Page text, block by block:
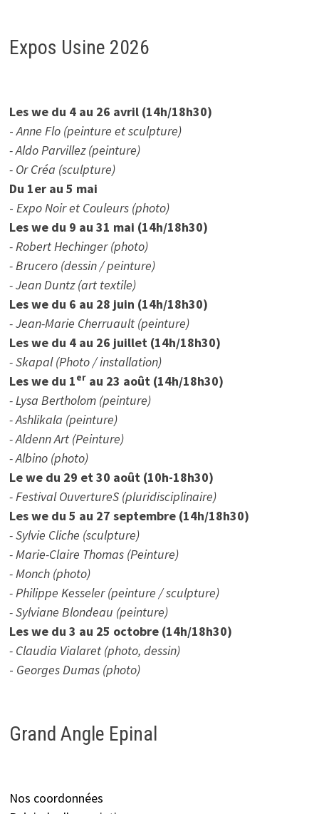
Expos Usine 2026
Les we du 4 au 26 avril (14h/18h30)
-Anne Flo (peinture et sculpture)
- Aldo Parvillez (peinture)
- Or Créa (sculpture)
Du 1er au 5 mai
- Expo Noir et Couleurs (photo)
Les we du 9 au 31 mai (14h/18h30)
- Robert Hechinger (photo)
- Brucero (dessin / peinture)
- Jean Duntz (art textile)
Les we du 6 au 28 juin (14h/18h30)
- Jean-Marie Cherruault (peinture)
Les we du 4 au 26 juillet (14h/18h30)
- Skapal (Photo / installation)
Les we du 1erau 23 août (14h/18h30)
- Lysa Bertholom (peinture)
- Ashlikala (peinture)
- Aldenn Art (Peinture)
- Albino (photo)
Le we du 29 et 30 août (10h-18h30)
- Festival OuvertureS (pluridisciplinaire)
Les we du 5 au 27 septembre (14h/18h30)
- Sylvie Cliche (sculpture)
- Marie-Claire Thomas (Peinture)
- Monch (photo)
- Philippe Kesseler (peinture / sculpture)
- Sylviane Blondeau (peinture)
Les we du 3 au 25 octobre (14h/18h30)
- Claudia Vialaret (photo, dessin)
- Georges Dumas (photo)
Grand Angle Epinal
Nos coordonnées